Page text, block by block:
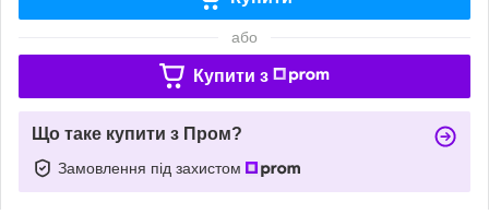
або
Купити з
Що таке купити з Пром?
Замовлення під захистом